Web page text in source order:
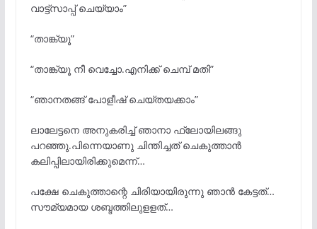
വാട്ട്സാപ്പ് ചെയ്യാം”
“താങ്ക്യൂ”
“താങ്ക്യൂ നീ വെച്ചോ.എനിക്ക് ചെമ്പ് മതി”
“ഞാനതങ്ങ് പോളീഷ് ചെയ്തയക്കാം”
ലാലേട്ടനെ അനുകരിച്ച് ഞാനാ ഫ്ലോയിലങ്ങു
പറഞ്ഞു‌.പിന്നെയാണു ചിന്തിച്ചത് ചെകുത്താൻ
കലിപ്പിലായിരിക്കുമെന്ന്…
പക്ഷേ ചെകുത്താന്റെ ചിരിയായിരുന്നു ഞാൻ കേട്ടത്…
സൗമ്യമായ ശബ്ദത്തിലുളളത്…